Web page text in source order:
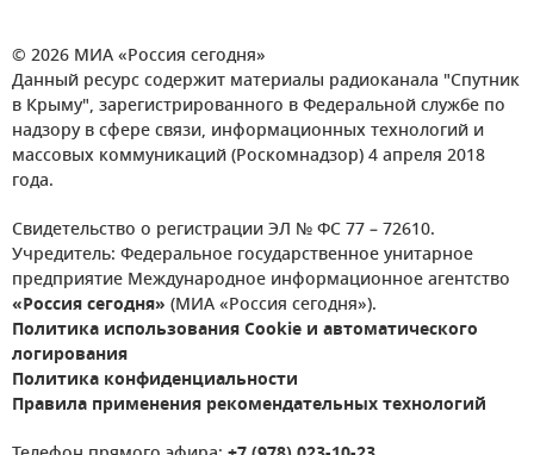
© 2026 МИА «Россия сегодня»
Данный ресурс содержит материалы радиоканала "Спутник
в Крыму", зарегистрированного в Федеральной службе по
надзору в сфере связи, информационных технологий и
массовых коммуникаций (Роскомнадзор) 4 апреля 2018
года.
Свидетельство о регистрации ЭЛ № ФС 77 – 72610.
Учредитель: Федеральное государственное унитарное
предприятие Международное информационное агентство
«Россия сегодня» (МИА «Россия сегодня»).
Политика использования Cookie и автоматического
логирования
Политика конфиденциальности
Правила применения рекомендательных технологий